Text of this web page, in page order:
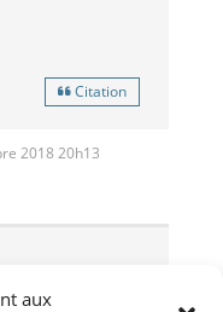
aux
Citation
2018 20h13